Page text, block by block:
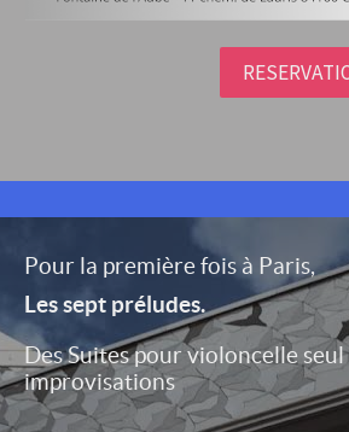
Pour la première fois à Paris,
Les sept préludes.
Des Suites pour violoncelle seul
improvisations